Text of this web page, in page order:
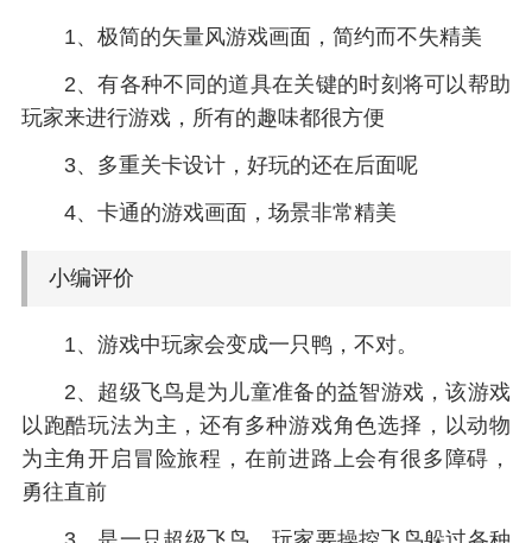
1、极简的矢量风游戏画面，简约而不失精美
2、有各种不同的道具在关键的时刻将可以帮助
玩家来进行游戏，所有的趣味都很方便
3、多重关卡设计，好玩的还在后面呢
4、卡通的游戏画面，场景非常精美
小编评价
1、游戏中玩家会变成一只鸭，不对。
2、超级飞鸟是为儿童准备的益智游戏，该游戏
以跑酷玩法为主，还有多种游戏角色选择，以动物
为主角开启冒险旅程，在前进路上会有很多障碍，
勇往直前